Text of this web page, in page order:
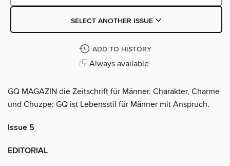
SELECT ANOTHER ISSUE
ADD TO HISTORY
Always available
GQ MAGAZIN die Zeitschrift für Männer. Charakter, Charme
und Chuzpe: GQ ist Lebensstil für Männer mit Anspruch.
Issue 5
EDITORIAL